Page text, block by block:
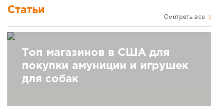
Статьи
Cмотреть все
Топ магазинов в США для
покупки амуниции и игрушек
для собак